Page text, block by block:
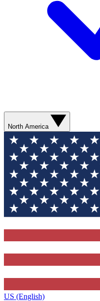
North America
US (English)